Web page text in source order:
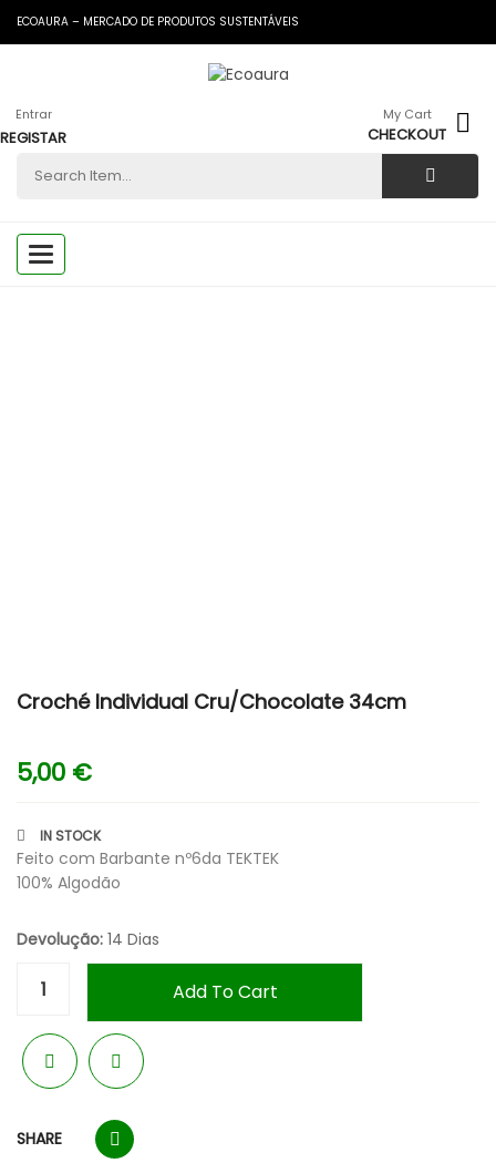
ECOAURA – MERCADO DE PRODUTOS SUSTENTÁVEIS
Entrar
REGISTAR
My Cart
CHECKOUT
Toggle
navigation
Croché Individual Cru/Chocolate 34cm
5,00 €
IN STOCK
Feito com Barbante nº6da TEKTEK
100% Algodão
Devolução: 14 Dias
Add To Cart
SHARE